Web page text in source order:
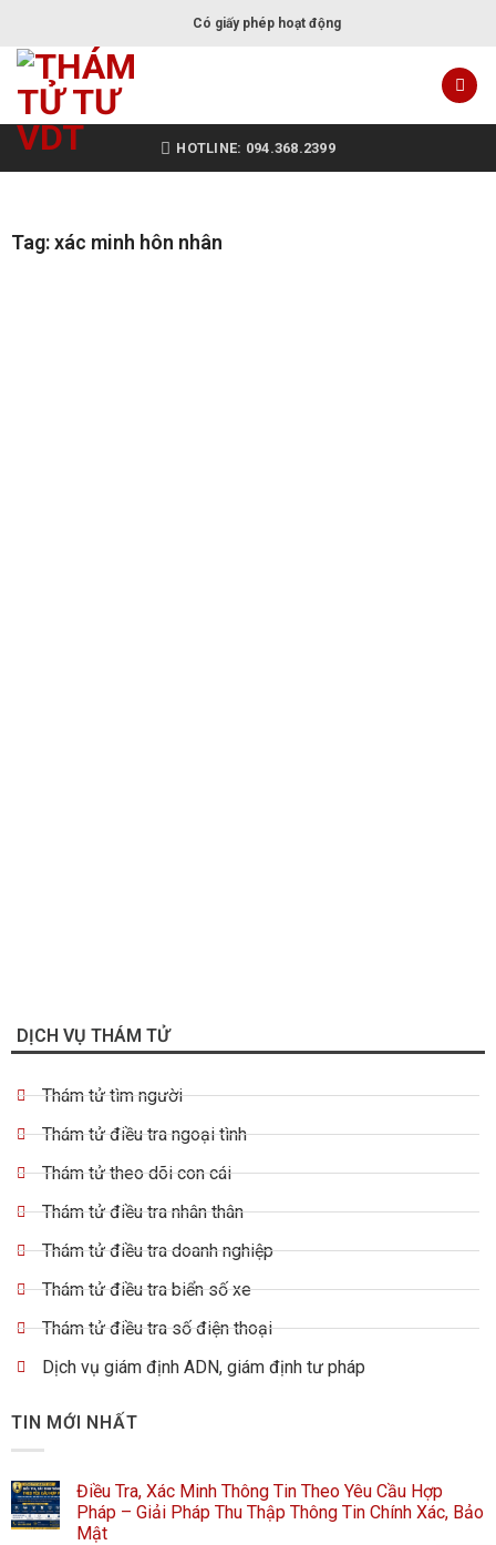
Có giấy phép hoạt động
HOTLINE: 094.368.2399
Tag: xác minh hôn nhân
DỊCH VỤ THÁM TỬ
Thám tử tìm người
Thám tử điều tra ngoại tình
Thám tử theo dõi con cái
Thám tử điều tra nhân thân
Thám tử điều tra doanh nghiệp
Thám tử điều tra biển số xe
Thám tử điều tra số điện thoại
Dịch vụ giám định ADN, giám định tư pháp
TIN MỚI NHẤT
Điều Tra, Xác Minh Thông Tin Theo Yêu Cầu Hợp
Pháp – Giải Pháp Thu Thập Thông Tin Chính Xác, Bảo
Mật